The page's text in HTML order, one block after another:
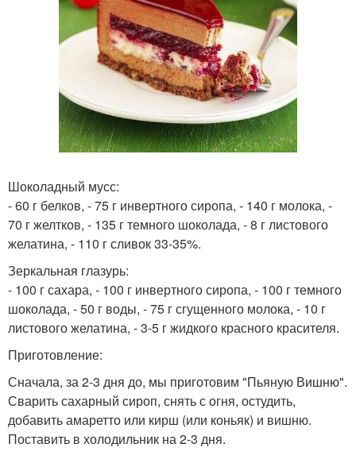
Шоколадный мусс:
- 60 г белков, - 75 г инвертного сиропа, - 140 г молока, -
70 г желтков, - 135 г темного шоколада, - 8 г листового
желатина, - 110 г сливок 33-35%.
Зеркальная глазурь:
- 100 г сахара, - 100 г инвертного сиропа, - 100 г темного
шоколада, - 50 г воды, - 75 г сгущенного молока, - 10 г
листового желатина, - 3-5 г жидкого красного красителя.
Приготовление:
Сначала, за 2-3 дня до, мы приготовим "Пьяную Вишню".
Сварить сахарный сироп, снять с огня, остудить,
добавить амаретто или кирш (или коньяк) и вишню.
Поставить в холодильник на 2-3 дня.